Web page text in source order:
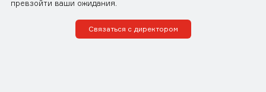
превзойти ваши ожидания.
Связаться с директором